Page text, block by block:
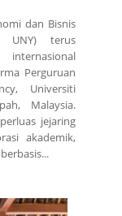
dan Bisnis
UNY) terus
Perguruan
Universiti
Malaysia.
jejaring
akademik,